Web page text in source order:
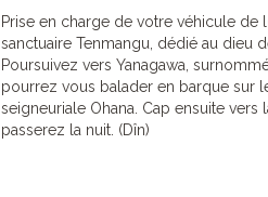
Prise en charge de votre véhicule
sanctuaire Tenmangu, dédié au dieu
Poursuivez vers Yanagawa,
pourrez vous balader en barque sur
seigneuriale Ohana. Cap ensuite
passerez la nuit. (Dîn)